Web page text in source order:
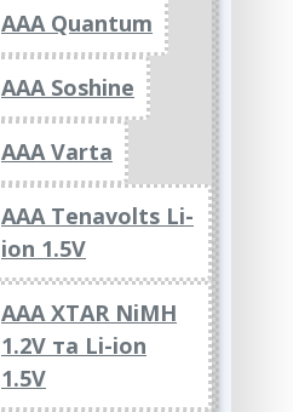
AAA Quantum
AAA Soshine
AAA Varta
AAA Tenavolts Li-
ion 1.5V
AAA XTAR NiMH
1.2V та Li-ion
1.5V